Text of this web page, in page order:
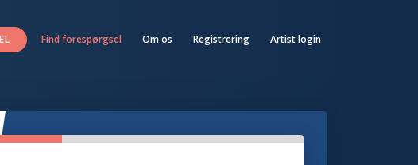
Find forespørgsel Om os Registrering Artist login